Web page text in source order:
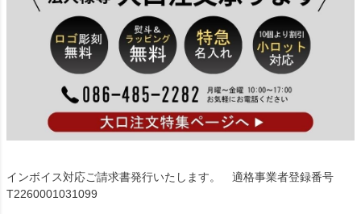
インボイス対応ご請求書発行いたします。 適格事業者登録番号
T2260001031099